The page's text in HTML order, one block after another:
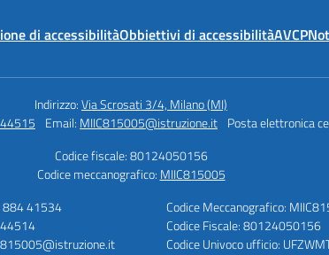
di accessibilitàObbiettivi di accessibilitàAVCP
Indirizzo:Via Scrosati 3/4, Milano (MI)
Email: MIIC815005@istruzione.it Posta elettronica
Codice fiscale: 80124050156
Codice meccanografico: MIIC815005
884 41534
44514
Codice Meccanografico:
Codice Fiscale: 80124050156
Codice Univoco ufficio: